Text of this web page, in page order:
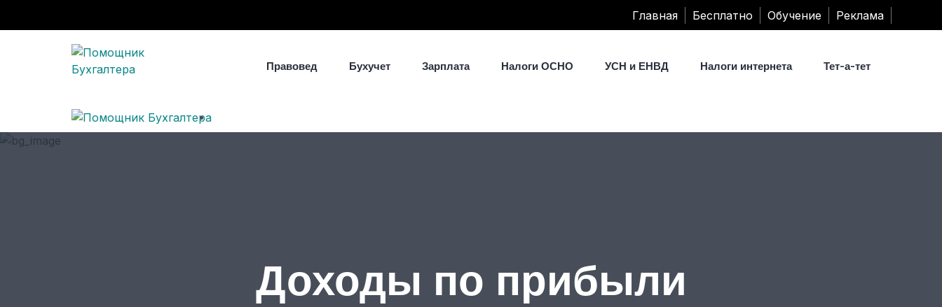
Главная Бесплатно Обучение Реклама
Правовед Бухучет Зарплата Налоги ОСНО УСН и ЕНВД Налоги интернета Тет-а-тет
Доходы по прибыли